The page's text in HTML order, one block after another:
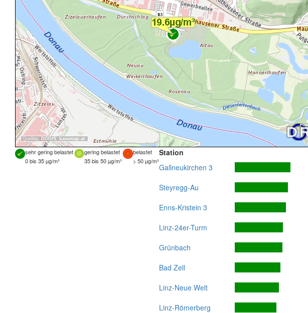
Quellen: DORIS, basemap.at
sehr gering belastet gering belastet
belastet
0 bis 35 µg/m³
35 bis 50 µg/m³ > 50 µg/m³
Station
Gallneukirchen 3
Steyregg-Au
Enns-Kristein 3
Linz-24er-Turm
Grünbach
Bad Zell
Linz-Neue Welt
Linz-Römerberg